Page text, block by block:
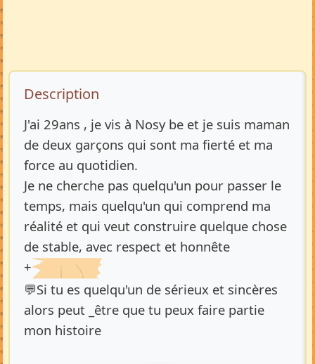
Description de l’annonce
Description
J'ai 29ans , je vis à Nosy be et je suis maman
de deux garçons qui sont ma fierté et ma
force au quotidien.
Je ne cherche pas quelqu'un pour passer le
temps, mais quelqu'un qui comprend ma
réalité et qui veut construire quelque chose
de stable, avec respect et honnête
+
💬Si tu es quelqu'un de sérieux et sincères
alors peut _être que tu peux faire partie
mon histoire